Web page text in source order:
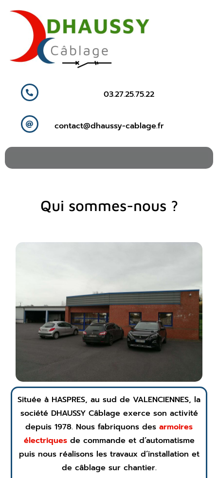
03.27.25.75.22
contact@dhaussy-cablage.fr
Qui sommes-nous ?
Située à HASPRES, au sud de VALENCIENNES, la
société DHAUSSY Câblage exerce son activité
depuis 1978. Nous fabriquons des armoires
électriquesde commande et d’automatisme
puis nous réalisons les travaux d‘installation et
de câblage sur chantier.